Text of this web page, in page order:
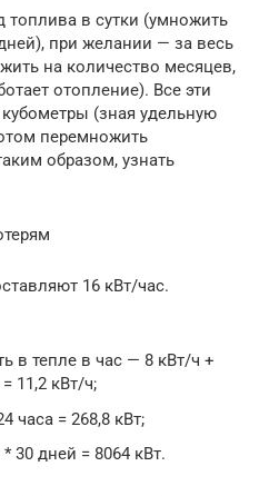
топлива в сутки (умножить
при желании — за весь
на количество месяцев,
отопление). Все эти
(зная удельную
перемножить
образом, узнать
16 кВт/час.
в тепле в час — 8 кВт/ч +
11,2 кВт/ч;
часа = 268,8 кВт;
30 дней = 8064 кВт.